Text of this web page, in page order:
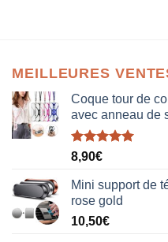
MEILLEURES
Coque tour de
avec anneau de
Note5.00
8,90€
Mini support de
rose gold
10,50€